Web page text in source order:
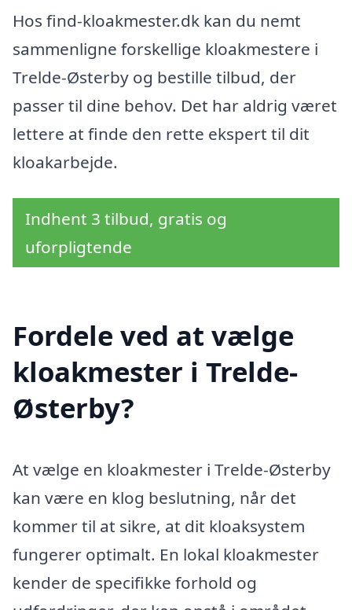
Hos find-kloakmester.dk kan du nemt
sammenligne forskellige kloakmestere i
Trelde-Østerby og bestille tilbud, der
passer til dine behov. Det har aldrig været
lettere at finde den rette ekspert til dit
kloakarbejde.
Indhent 3 tilbud, gratis og
uforpligtende
Fordele ved at vælge
kloakmester i Trelde-
Østerby?
At vælge en kloakmester i Trelde-Østerby
kan være en klog beslutning, når det
kommer til at sikre, at dit kloaksystem
fungerer optimalt. En lokal kloakmester
kender de specifikke forhold og